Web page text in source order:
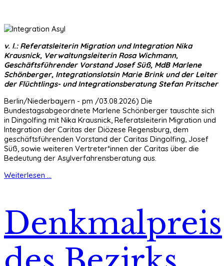
v. l.: Referatsleiterin Migration und Integration Nika
Krausnick, Verwaltungsleiterin Rosa Wichmann,
Geschäftsführender Vorstand Josef Süß, MdB Marlene
Schönberger, Integrationslotsin Marie Brink und der Leiter
der Flüchtlings- und Integrationsberatung Stefan Pritscher
Berlin/Niederbayern - pm /03.08.2026) Die
Bundestagsabgeordnete Marlene Schönberger tauschte sich
in Dingolfing mit Nika Krausnick, Referatsleiterin Migration und
Integration der Caritas der Diözese Regensburg, dem
geschäftsführenden Vorstand der Caritas Dingolfing, Josef
Süß, sowie weiteren Vertreter*innen der Caritas über die
Bedeutung der Asylverfahrensberatung aus.
Weiterlesen ...
Denkmalpreis